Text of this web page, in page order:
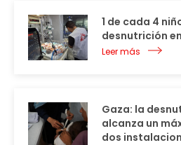
1 de cada 4
desnutrición
Leer más
Gaza: la
alcanza un
dos